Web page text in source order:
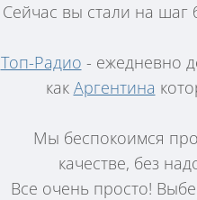
Сейчас вы стали на шаг
Топ-Радио - ежедневно
как Аргентина
Мы беспокоимся
качестве, без
Все очень просто!